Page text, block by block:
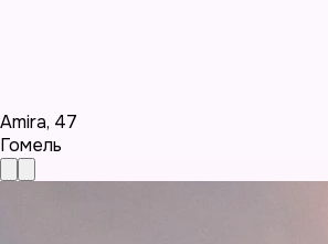
Amira, 47
Гомель